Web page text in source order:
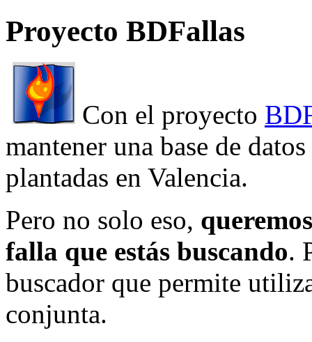
Proyecto BDFallas
Con el proyecto
mantener una base de
plantadas en Valencia.
Pero no solo eso,
falla que estás buscando.
buscador que permite
conjunta.